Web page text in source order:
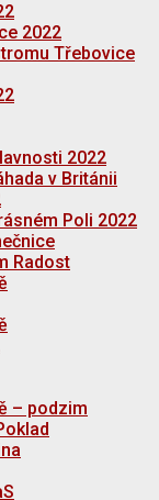
2022
Třebovice
2022
v Británii
Poli 2022
Radost
– podzim